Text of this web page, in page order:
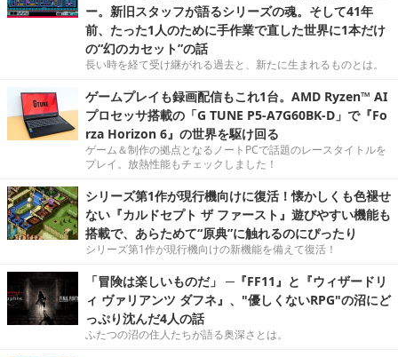
ー。新旧スタッフが語るシリーズの魂。そして41年
前、たった1人のために手作業で直した世界に1本だけ
の“幻のカセット”の話
長い時を経て受け継がれる過去と、新たに生まれるものとは。
ゲームプレイも録画配信もこれ1台。AMD Ryzen™ AI
プロセッサ搭載の「G TUNE P5-A7G60BK-D」で『Fo
rza Horizon 6』の世界を駆け回る
ゲーム＆制作の拠点となるノートPCで話題のレースタイトルを
プレイ。放熱性能もチェックしました！
シリーズ第1作が現行機向けに復活！懐かしくも色褪せ
ない『カルドセプト ザ ファースト』遊びやすい機能も
搭載で、あらためて“原典”に触れるのにぴったり
シリーズ第1作が現行機向けの新機能を備えて復活！
「冒険は楽しいものだ」 ─『FF11』と『ウィザードリ
ィ ヴァリアンツ ダフネ』、"優しくないRPG"の沼にど
っぷり沈んだ4人の話
ふたつの沼の住人たちが語る奥深さとは。